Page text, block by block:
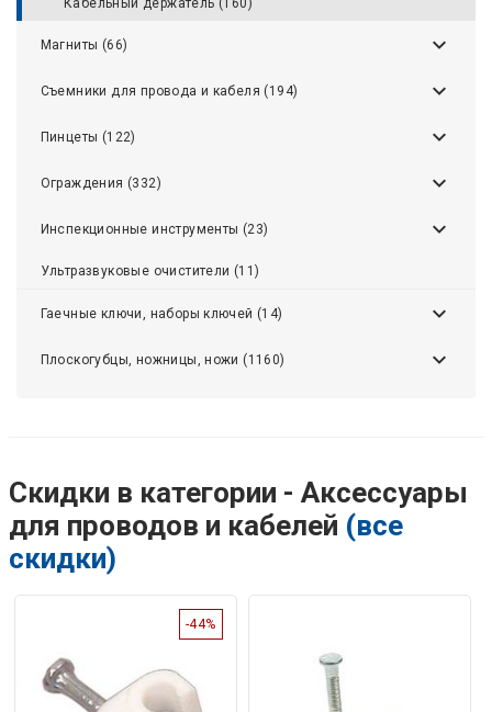
Кабельный держатель (160)
Магниты (66)
Съемники для провода и кабеля (194)
Пинцеты (122)
Ограждения (332)
Инспекционные инструменты (23)
Ультразвуковые очистители (11)
Гаечные ключи, наборы ключей (14)
Плоскогубцы, ножницы, ножи (1160)
Скидки в категории - Аксессуары
для проводов и кабелей (все
скидки)
-44%